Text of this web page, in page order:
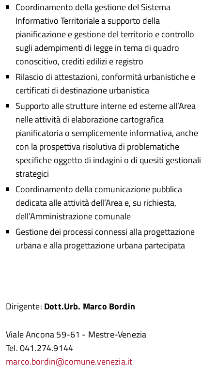
Coordinamento della gestione del Sistema
Informativo Territoriale a supporto della
pianificazione e gestione del territorio e controllo
sugli adempimenti di legge in tema di quadro
conoscitivo, crediti edilizi e registro
Rilascio di attestazioni, conformità urbanistiche e
certificati di destinazione urbanistica
Supporto alle strutture interne ed esterne all’Area
nelle attività di elaborazione cartografica
pianificatoria o semplicemente informativa, anche
con la prospettiva risolutiva di problematiche
specifiche oggetto di indagini o di quesiti gestionali
strategici
Coordinamento della comunicazione pubblica
dedicata alle attività dell’Area e, su richiesta,
dell’Amministrazione comunale
Gestione dei processi connessi alla progettazione
urbana e alla progettazione urbana partecipata
Dirigente: Dott.Urb. Marco Bordin
Viale Ancona 59-61 - Mestre-Venezia
Tel. 041.274.9144
marco.bordin@comune.venezia.it